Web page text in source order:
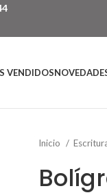
VENDIDOS
Inicio